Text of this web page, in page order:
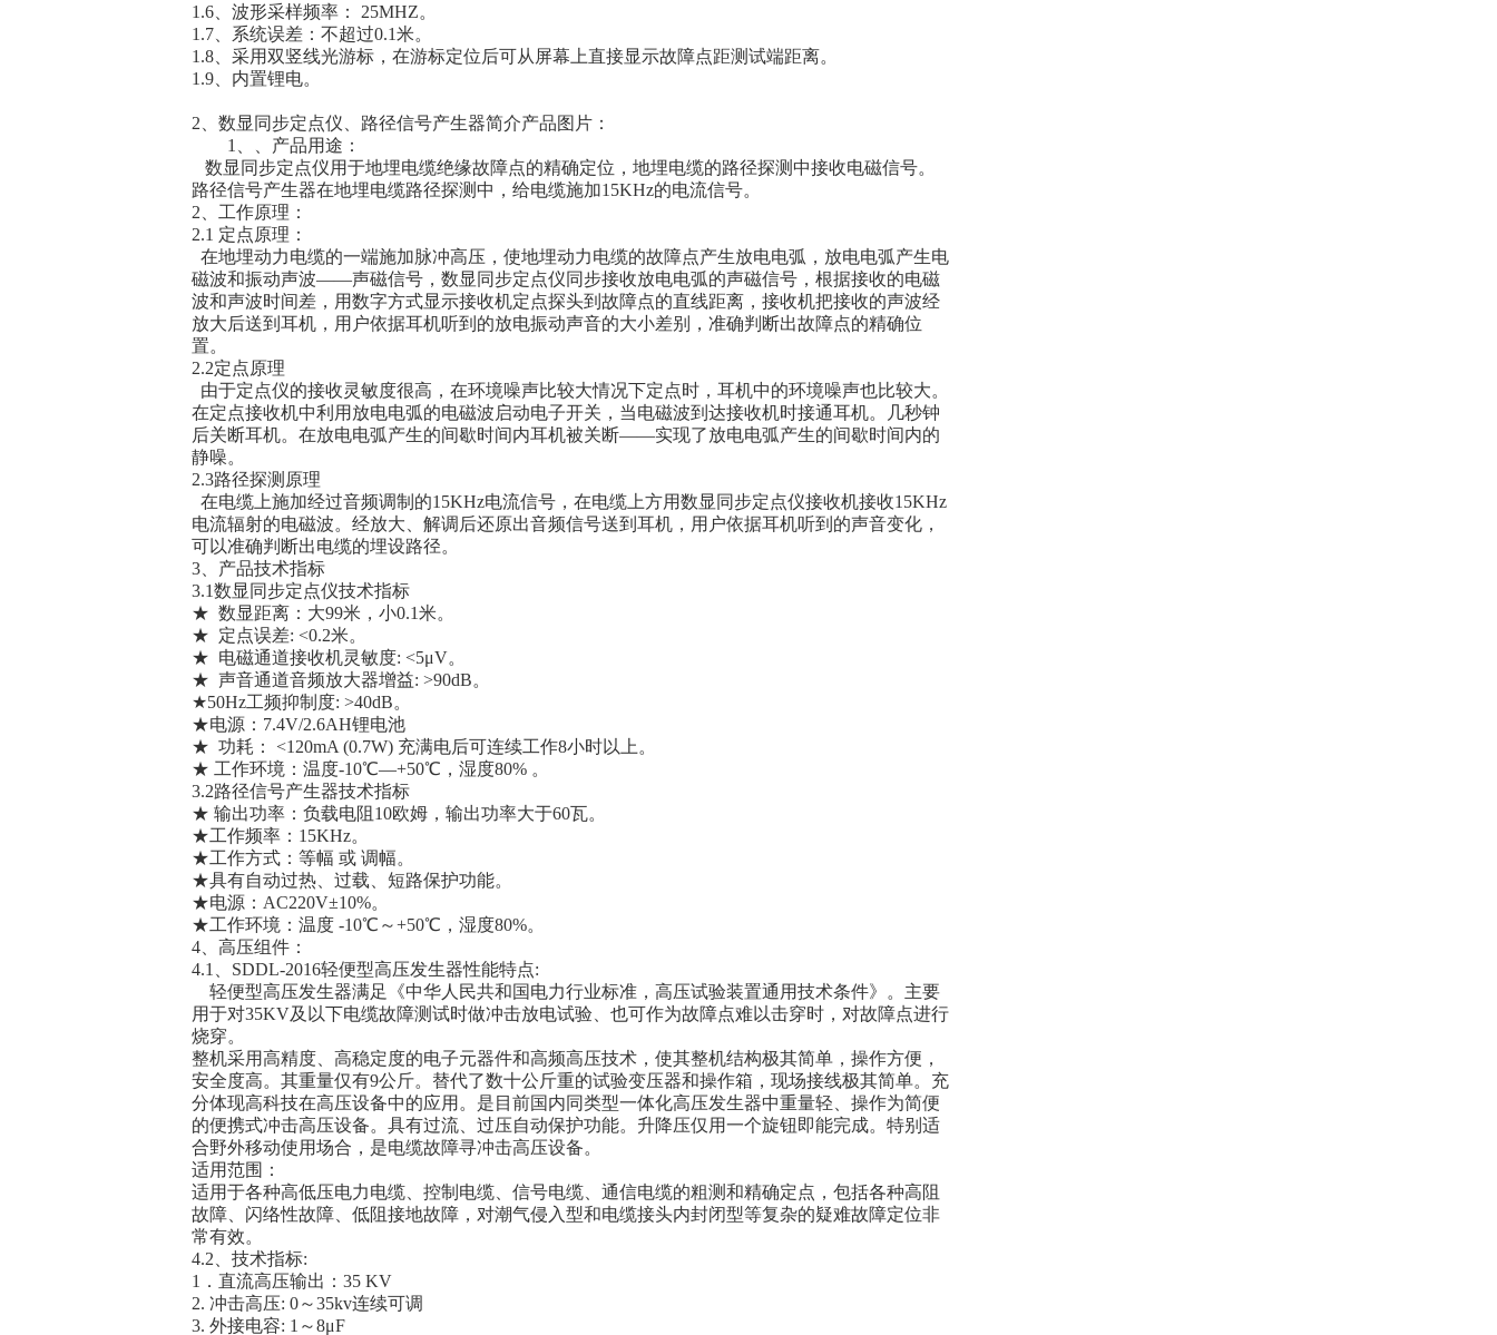
1.6、波形采样频率： 25MHZ。
1.7、系统误差：不超过0.1米。
1.8、采用双竖线光游标，在游标定位后可从屏幕上直接显示故障点距测试端距离。
1.9、内置锂电。
2、数显同步定点仪、路径信号产生器简介产品图片：
1、、产品用途：
数显同步定点仪用于地埋电缆绝缘故障点的精确定位，地埋电缆的路径探测中接收电磁信号。
路径信号产生器在地埋电缆路径探测中，给电缆施加15KHz的电流信号。
2、工作原理：
2.1 定点原理：
在地埋动力电缆的一端施加脉冲高压，使地埋动力电缆的故障点产生放电电弧，放电电弧产生电
磁波和振动声波——声磁信号，数显同步定点仪同步接收放电电弧的声磁信号，根据接收的电磁
波和声波时间差，用数字方式显示接收机定点探头到故障点的直线距离，接收机把接收的声波经
放大后送到耳机，用户依据耳机听到的放电振动声音的大小差别，准确判断出故障点的精确位
置。
2.2定点原理
由于定点仪的接收灵敏度很高，在环境噪声比较大情况下定点时，耳机中的环境噪声也比较大。
在定点接收机中利用放电电弧的电磁波启动电子开关，当电磁波到达接收机时接通耳机。几秒钟
后关断耳机。在放电电弧产生的间歇时间内耳机被关断――实现了放电电弧产生的间歇时间内的
静噪。
2.3路径探测原理
在电缆上施加经过音频调制的15KHz电流信号，在电缆上方用数显同步定点仪接收机接收15KHz
电流辐射的电磁波。经放大、解调后还原出音频信号送到耳机，用户依据耳机听到的声音变化，
可以准确判断出电缆的埋设路径。
3、产品技术指标
3.1数显同步定点仪技术指标
★ 数显距离：大99米，小0.1米。
★ 定点误差: <0.2米。
★ 电磁通道接收机灵敏度: <5μV。
★ 声音通道音频放大器增益: >90dB。
★50Hz工频抑制度: >40dB。
★电源：7.4V/2.6AH锂电池
★ 功耗： <120mA (0.7W) 充满电后可连续工作8小时以上。
★ 工作环境：温度-10℃—+50℃，湿度80% 。
3.2路径信号产生器技术指标
★ 输出功率：负载电阻10欧姆，输出功率大于60瓦。
★工作频率：15KHz。
★工作方式：等幅 或 调幅。
★具有自动过热、过载、短路保护功能。
★电源：AC220V±10%。
★工作环境：温度 -10℃～+50℃，湿度80%。
4、高压组件：
4.1、SDDL-2016轻便型高压发生器性能特点:
轻便型高压发生器满足《中华人民共和国电力行业标准，高压试验装置通用技术条件》。主要
用于对35KV及以下电缆故障测试时做冲击放电试验、也可作为故障点难以击穿时，对故障点进行
烧穿。
整机采用高精度、高稳定度的电子元器件和高频高压技术，使其整机结构极其简单，操作方便，
安全度高。其重量仅有9公斤。替代了数十公斤重的试验变压器和操作箱，现场接线极其简单。充
分体现高科技在高压设备中的应用。是目前国内同类型一体化高压发生器中重量轻、操作为简便
的便携式冲击高压设备。具有过流、过压自动保护功能。升降压仅用一个旋钮即能完成。特别适
合野外移动使用场合，是电缆故障寻冲击高压设备。
适用范围：
适用于各种高低压电力电缆、控制电缆、信号电缆、通信电缆的粗测和精确定点，包括各种高阻
故障、闪络性故障、低阻接地故障，对潮气侵入型和电缆接头内封闭型等复杂的疑难故障定位非
常有效。
4.2、技术指标:
1．直流高压输出：35 KV
2. 冲击高压: 0～35kv连续可调
3. 外接电容: 1～8μF